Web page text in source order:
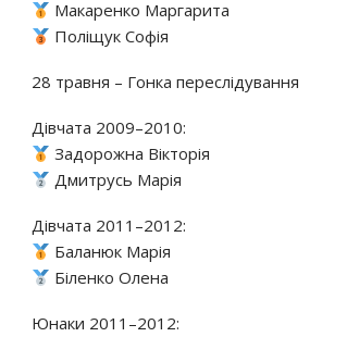
Макаренко Маргарита
Поліщук Софія
28 травня – Гонка переслідування
Дівчата 2009–2010:
Задорожна Вікторія
Дмитрусь Марія
Дівчата 2011–2012:
Баланюк Марія
Біленко Олена
Юнаки 2011–2012: